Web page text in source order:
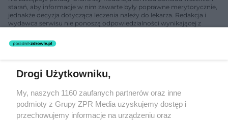
starań, aby informacje w nim zawarte były poprawne merytorycznie,
jednakże decyzja dotycząca leczenia należy do lekarza. Redakcja i
wydawca serwisu nie ponoszą odpowiedzialności wynikającej z
nie prowadzi działalności leczniczej polegającej na udzielaniu
świadczeń zdrowotnych w rozumieniu art. 3 ust 1 ustawy o
Żaden utwór zamieszczony w serwisie nie może być powielany i
rozpowszechniany lub dalej rozpowszechniany w jakikolwiek sposób
(w tym także elektroniczny lub mechaniczny) na jakimkolwiek polu
eksploatacji w jakiejkolwiek formie, włącznie z umieszczaniem w
Drogi Użytkowniku,
My, naszych 1160 zaufanych partnerów oraz inne
podmioty z Grupy ZPR Media uzyskujemy dostęp i
przechowujemy informacje na urządzeniu oraz